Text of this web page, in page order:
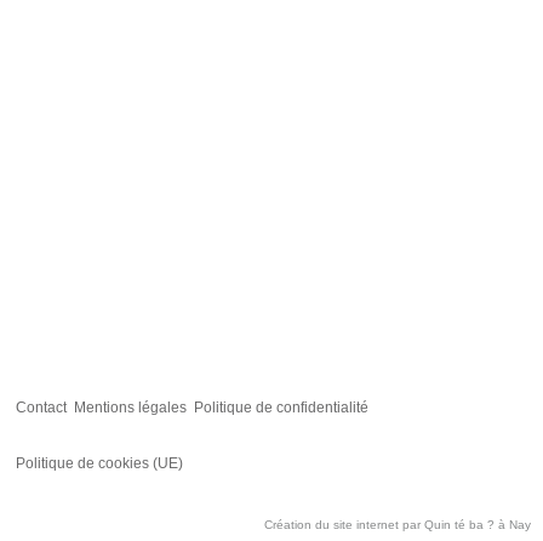
Contact Mentions légales Politique de confidentialité
Politique de cookies (UE)
Création du site internet par Quin té ba ? à Nay